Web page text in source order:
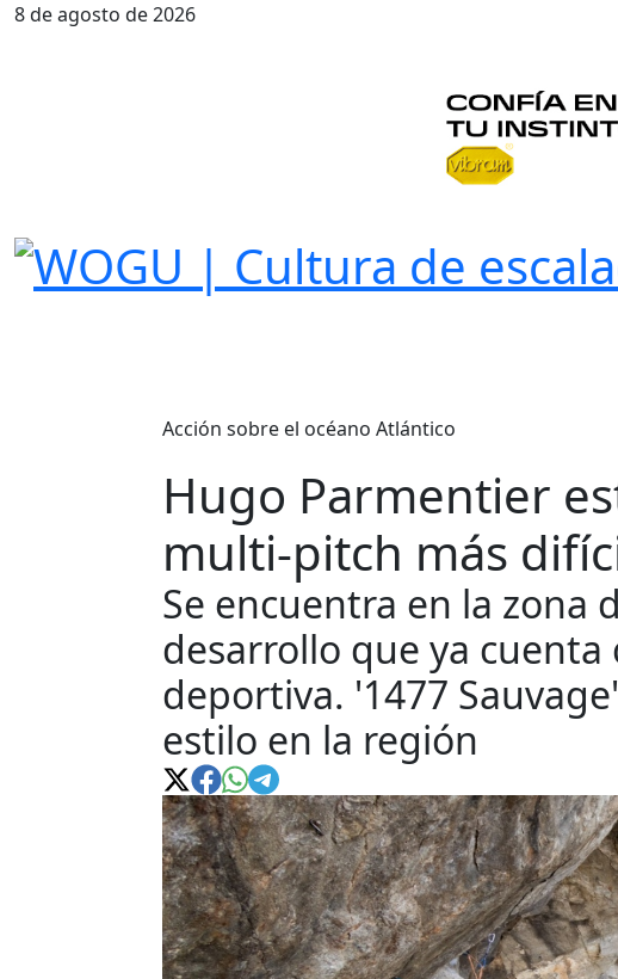
8 de agosto de 2026
Acción sobre el océano Atlántico
Hugo Parmentier
multi-pitch más
Se encuentra en la zona
desarrollo que ya cuenta
deportiva. '1477
estilo en la región